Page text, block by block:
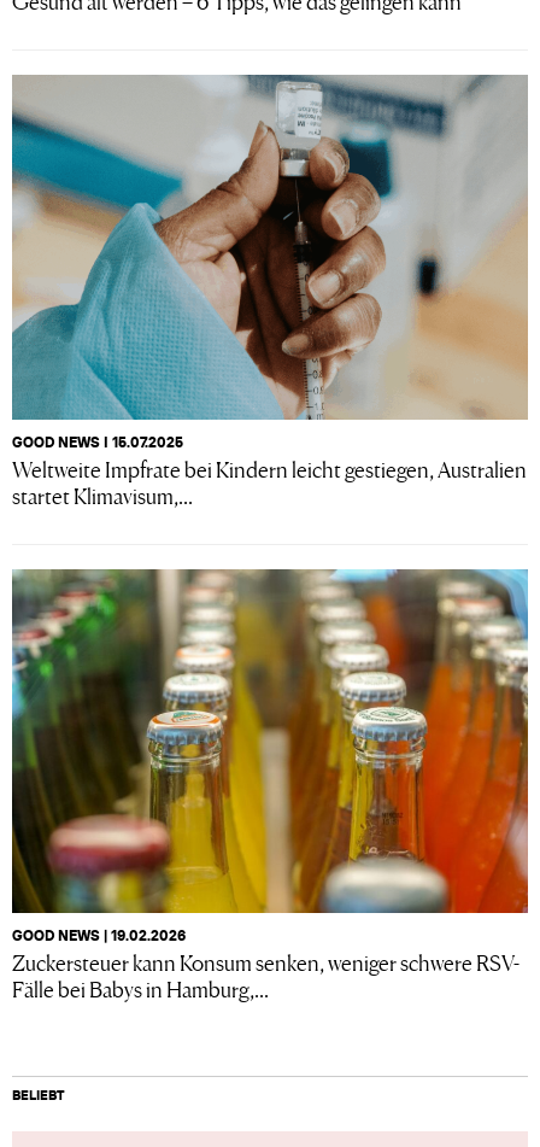
GOOD NEWS I 15.07.2025
Weltweite Impfrate bei Kindern leicht gestiegen, Australien
startet Klimavisum,...
GOOD NEWS | 19.02.2026
Zuckersteuer kann Konsum senken, weniger schwere RSV-
Fälle bei Babys in Hamburg,...
BELIEBT